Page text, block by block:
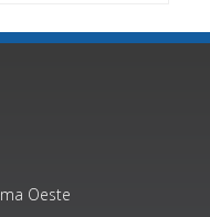
Oeste